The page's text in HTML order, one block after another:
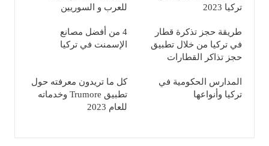
تركيا 2023
للعرب و السوريين
طريقة حجز تذكرة قطار
في تركيا من خلال تطبيق
حجز تذاكر القطارات
4 من أفضل مصانع
الإسمنت في تركيا
المدارس الحكومية في
تركيا وأنواعها
كل ما تريدون معرفته حول
تطبيق Trumore وخدماته
للعام 2023